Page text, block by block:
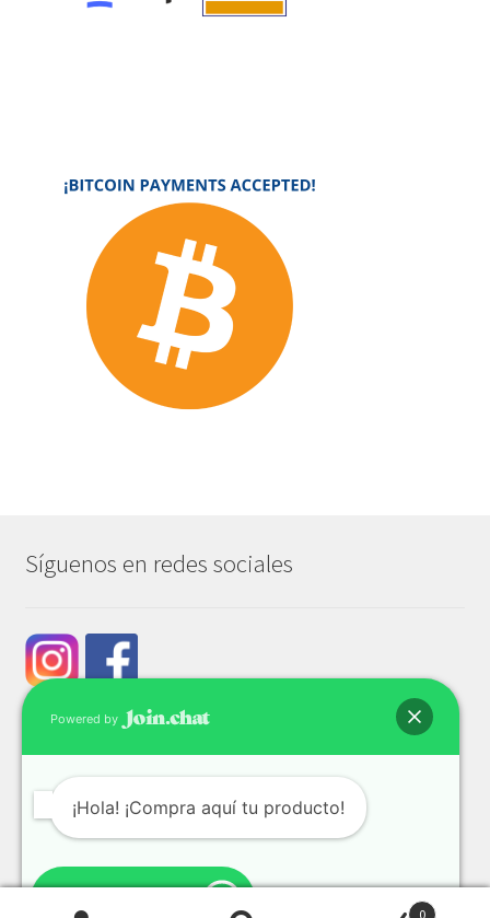
Síguenos en redes sociales
© Tech & Go 2026
Privacidad y seguridad
Construido con WooCommerce
0
Powered by
¡Hola! ¡Compra aquí tu producto!